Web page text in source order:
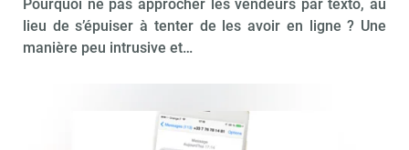
Pourquoi ne pas approcher les vendeurs par texto, au
lieu de s’épuiser à tenter de les avoir en ligne ? Une
manière peu intrusive et…Valider
Non merci, je reçois déjà